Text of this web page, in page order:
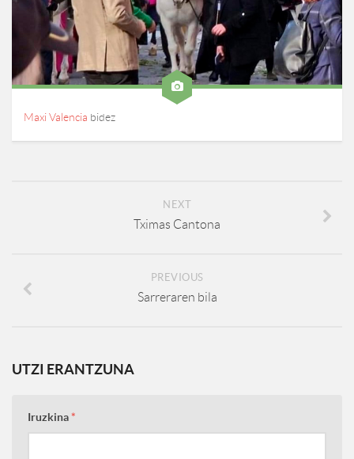
Maxi Valencia bidez
NEXT
Tximas Cantona
PREVIOUS
Sarreraren bila
UTZI ERANTZUNA
Iruzkina*